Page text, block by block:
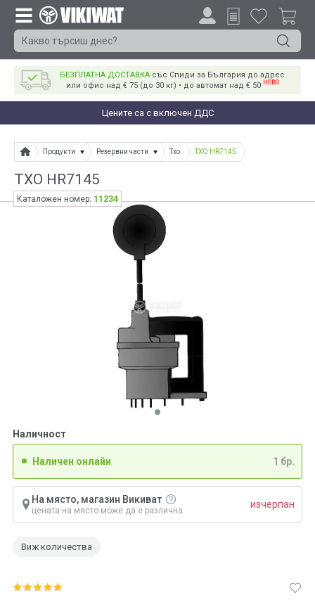
БЕЗПЛАТНА ДОСТАВКА със Спиди за България до адрес
или офис над € 75 (до 30 кг) • до автомат над € 50 НОВО
Цените са с включен ДДС
Продукти Резервни части Тхо ТХО HR7145
ТХО HR7145
Наличност
Наличен онлайн 1 бр.
На място, магазин Викиват
цената на място може да е различна
изчерпан
Виж количества
Каталожен номер: 11234